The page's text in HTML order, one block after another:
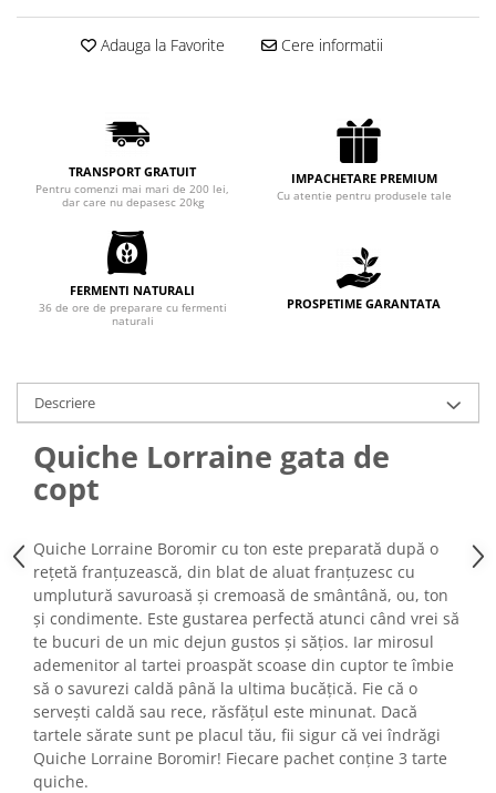
Prajituri Fabrica de Amandine
Prajituri nuci
Prajituri Red Collection
Prajituri cafea
Prajituri de Craciun
Torturi ambalate
Torti
Turta dulce
Turta dulce de Sibiu
Turta dulce cu miere
Croissant Duofino
Croissant cu maia
Cornulete
Boromele
Cornulete fragede
Pasca
Pasca Fresh
Cereale
Adauga la Favorite Cere informatii
TRANSPORT GRATUIT
Pentru comenzi mai mari de 200 lei,
dar care nu depasesc 20kg
IMPACHETARE PREMIUM
Cu atentie pentru produsele tale
FERMENTI NATURALI
36 de ore de preparare cu fermenti
naturali
PROSPETIME GARANTATA
Descriere
Quiche Lorraine gata de
copt
Quiche Lorraine Boromir cu ton este preparată după o
rețetă franțuzească, din blat de aluat franțuzesc cu
umplutură savuroasă și cremoasă de smântână, ou, ton
și condimente. Este gustarea perfectă atunci când vrei să
te bucuri de un mic dejun gustos și sățios. Iar mirosul
ademenitor al tartei proaspăt scoase din cuptor te îmbie
să o savurezi caldă până la ultima bucățică. Fie că o
servești caldă sau rece, răsfățul este minunat. Dacă
tartele sărate sunt pe placul tău, fii sigur că vei îndrăgi
Quiche Lorraine Boromir! Fiecare pachet conține 3 tarte
quiche.